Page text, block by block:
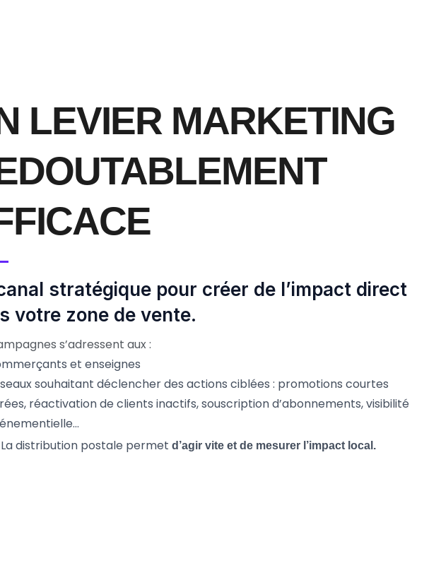
LEVIER MARKETING
stratégique pour créer de l’impact direct
votre zone de vente.
s’adressent aux :
et enseignes
souhaitant déclencher des actions ciblées : promotions courtes
réactivation de clients inactifs, souscription d’abonnements, visibilité
La distribution postale permet d’agir vite et de mesurer l’impact local.